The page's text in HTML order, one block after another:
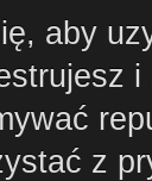
aby
z